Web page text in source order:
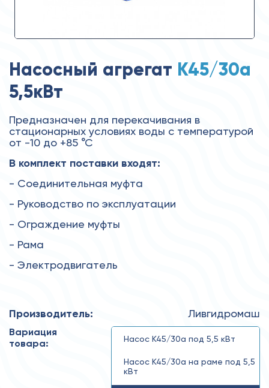
Насосный агрегат К45/30а
5,5кВт
Предназначен для перекачивания в
стационарных условиях воды с температурой
от -10 до +85 °С
В комплект поставки входят:
- Соединительная муфта
- Руководство по эксплуатации
- Ограждение муфты
- Рама
- Электродвигатель
Производитель: Ливгидромаш
Вариация
товара:
Насос К45/30а под 5,5 кВт
Насос К45/30а на раме под 5,5
кВт